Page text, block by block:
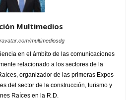
Multimedios
multimediosdg
en el ámbito de las comunicaciones
relacionado a los sectores de la
organizador de las primeras Expos
del sector de la construcción, turismo y
Raíces en la R.D.